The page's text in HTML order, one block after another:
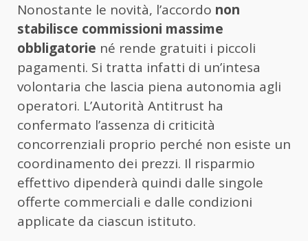
Nonostante le novità, l’accordo non
stabilisce commissioni massime
obbligatorie né rende gratuiti i piccoli
pagamenti. Si tratta infatti di un’intesa
volontaria che lascia piena autonomia agli
operatori. L’Autorità Antitrust ha
confermato l’assenza di criticità
concorrenziali proprio perché non esiste un
coordinamento dei prezzi. Il risparmio
effettivo dipenderà quindi dalle singole
offerte commerciali e dalle condizioni
applicate da ciascun istituto.